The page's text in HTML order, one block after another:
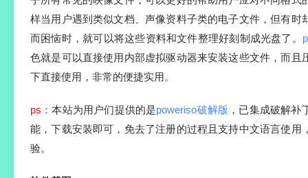
样当用户遇到类似文档、声像资料子类的电子文件，但有时
而困恼时，就可以将这些资料和文件整理好刻制成光盘了。
色就是可以直接使用内部虚拟驱动器来安装这些文件，而且
下直接使用，非常的便捷实用。
ps：本站为用户们提供的是poweriso破解版 ，已集成破解补
能，下载安装即可，免去了注册的过程且支持中文语言使用
验。